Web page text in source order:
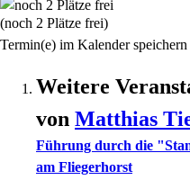
(noch 2 Plätze frei)
Termin(e) im Kalender speichern
Weitere
von Matthias
Führung durch die
am Fliegerhorst